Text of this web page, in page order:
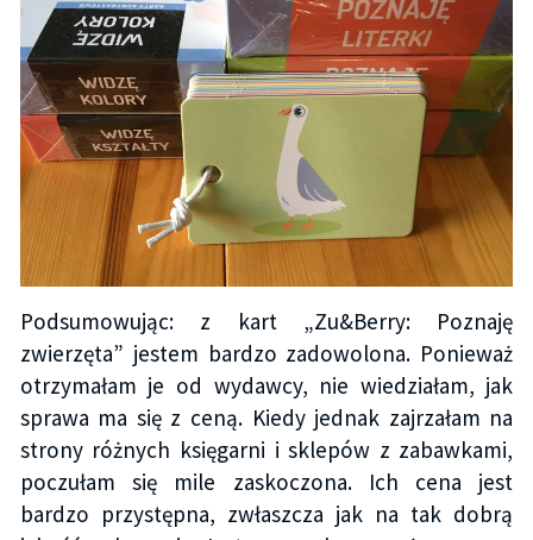
Podsumowując: z kart „Zu&Berry: Poznaję
zwierzęta” jestem bardzo zadowolona. Ponieważ
otrzymałam je od wydawcy, nie wiedziałam, jak
sprawa ma się z ceną. Kiedy jednak zajrzałam na
strony różnych księgarni i sklepów z zabawkami,
poczułam się mile zaskoczona. Ich cena jest
bardzo przystępna, zwłaszcza jak na tak dobrą